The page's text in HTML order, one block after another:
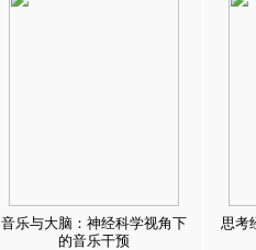
音乐与大脑：神经科学视角下
的音乐干预
思考